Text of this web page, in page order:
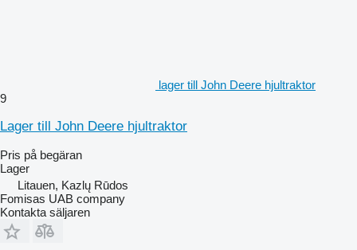
lager till John Deere hjultraktor
9
Lager till John Deere hjultraktor
Pris på begäran
Lager
Litauen, Kazlų Rūdos
Fomisas UAB company
Kontakta säljaren